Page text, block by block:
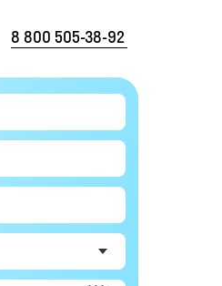
8 800 505-38-92